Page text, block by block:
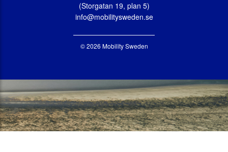
(Storgatan 19, plan 5)
info@mobilitysweden.se
© 2026 Mobility Sweden